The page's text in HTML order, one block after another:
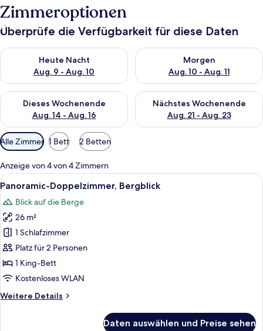
Zimmeroptionen
Überprüfe die Verfügbarkeit für diese Daten
Heute Nacht
Aug. 9 - Aug. 10
Überprüfe die Verfügbarkeit für heute Nacht, Aug. 9 - Aug.
Morgen
Aug. 10 - Aug. 11
Überprüfe die Verfügbarkeit
Dieses Wochenende
Aug. 14 - Aug. 16
Überprüfe die Verfügbarkeit für dieses Wochenende, Aug. 14
Nächstes Wochenende
Aug. 21 - Aug. 23
Überprüfe die Verfügbarkeit
Verfügbare
Filter
für
Zimmer
Alle Zimmer 1 Bett 2 Betten
Anzeige von 4 von 4 Zimmern
Alle
Fotos
für
Panoramic-
Doppelzimmer,
Bergblick
anzeigen
Ein geräumiges Schlafzimmer mit
23
Panoramic-Doppelzimmer, Bergblick
Blick auf die Berge
26 m²
1 Schlafzimmer
Platz für 2 Personen
1 King-Bett
Kostenloses WLAN
Weitere Details
Weitere
Daten auswählen und Preise sehen